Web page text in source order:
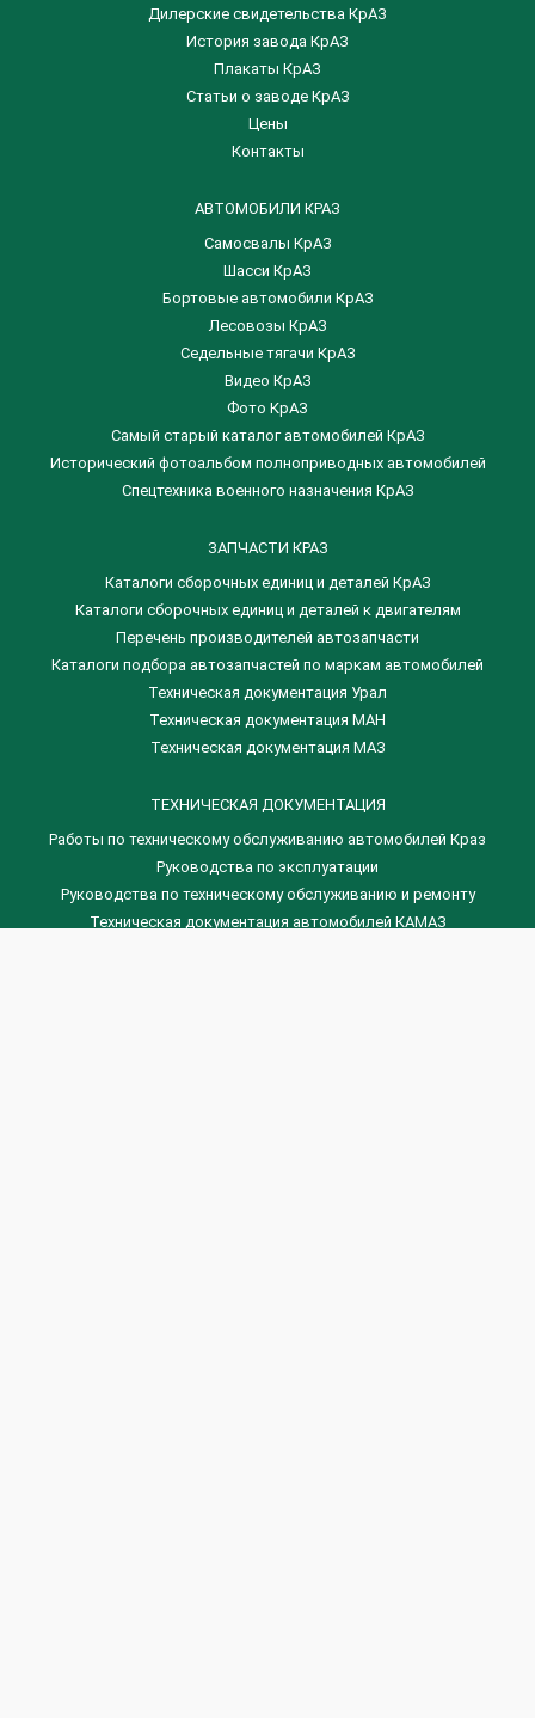
Дилерские свидетельства КрАЗ
История завода КрАЗ
Плакаты КрАЗ
Статьи о заводе КрАЗ
Цены
Контакты
АВТОМОБИЛИ КРАЗ
Самосвалы КрАЗ
Шасси КрАЗ
Бортовые автомобили КрАЗ
Лесовозы КрАЗ
Седельные тягачи КрАЗ
Видео КрАЗ
Фото КрАЗ
Самый старый каталог автомобилей КрАЗ
Исторический фотоальбом полноприводных автомобилей
Спецтехника военного назначения КрАЗ
ЗАПЧАСТИ КРАЗ
Каталоги сборочных единиц и деталей КрАЗ
​Каталоги сборочных единиц и деталей к двигателям
Перечень производителей автозапчасти
Каталоги подбора автозапчастей по маркам автомобилей
Техническая документация Урал
Техническая документация МАН
Техническая документация МАЗ
ТЕХНИЧЕСКАЯ ДОКУМЕНТАЦИЯ
Работы по техническому обслуживанию автомобилей Краз
Руководства по эксплуатации
Руководства по техническому обслуживанию и ремонту
Техническая документация автомобилей КАМАЗ